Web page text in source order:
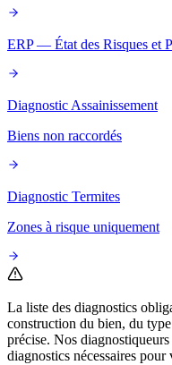
ERP — État des Risques et
Diagnostic Assainissement
Biens non raccordés
Diagnostic Termites
Zones à risque uniquement
La liste des diagnostics
construction du bien, du
précise. Nos
diagnostics nécessaires pour